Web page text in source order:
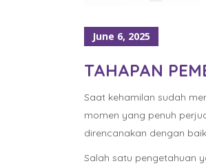
June 6, 2025
TAHAPAN
Saat kehamilan sudah
momen yang penuh
direncanakan dengan
Salah satu pengetahuan